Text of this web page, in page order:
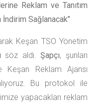
Reklam ve Tanıtım
Sağlanacak’’
Keşan TSO Yönetim
söz aldı.Şapçı, şunları
Keşan Reklam Ajansı
Bu protokol ile
yapacakları reklam